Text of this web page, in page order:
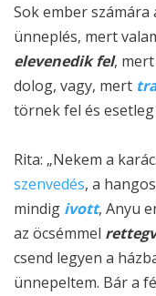
Sok ember
ünneplés, mert
elevenedik fel,
dolog, vagy, mert
törnek fel és
Rita: „Nekem a
szenvedés, a hangos
mindig ivott, Anyu
az öcsémmel
csend legyen a
ünnepeltem. Bár a